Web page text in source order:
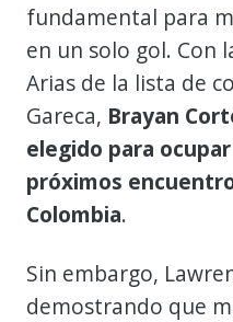
fundamental para
en un solo gol. Con
Arias de la lista de
Gareca, Brayan
elegido para
próximos
Colombia.
Sin embargo,
demostrando que